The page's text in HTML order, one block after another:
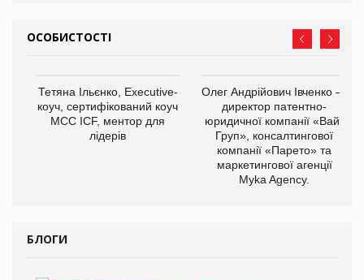
ОСОБИСТОСТІ
Тетяна Ільєнко, Executive-
коуч, сертифікований коуч
МСС ICF, ментор для
лідерів
Олег Андрійович Івченко —
директор патентно-
юридичної компанії «Вайз
Груп», консалтингової
компанії «Парето» та
маркетингової агенції
Myka Agency.
БЛОГИ